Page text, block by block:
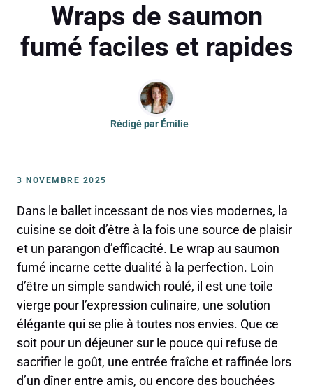
Wraps de saumon
fumé faciles et rapides
Rédigé par Émilie
3 NOVEMBRE 2025
Dans le ballet incessant de nos vies modernes, la
cuisine se doit d’être à la fois une source de plaisir
et un parangon d’efficacité. Le wrap au saumon
fumé incarne cette dualité à la perfection. Loin
d’être un simple sandwich roulé, il est une toile
vierge pour l’expression culinaire, une solution
élégante qui se plie à toutes nos envies. Que ce
soit pour un déjeuner sur le pouce qui refuse de
sacrifier le goût, une entrée fraîche et raffinée lors
d’un dîner entre amis, ou encore des bouchées